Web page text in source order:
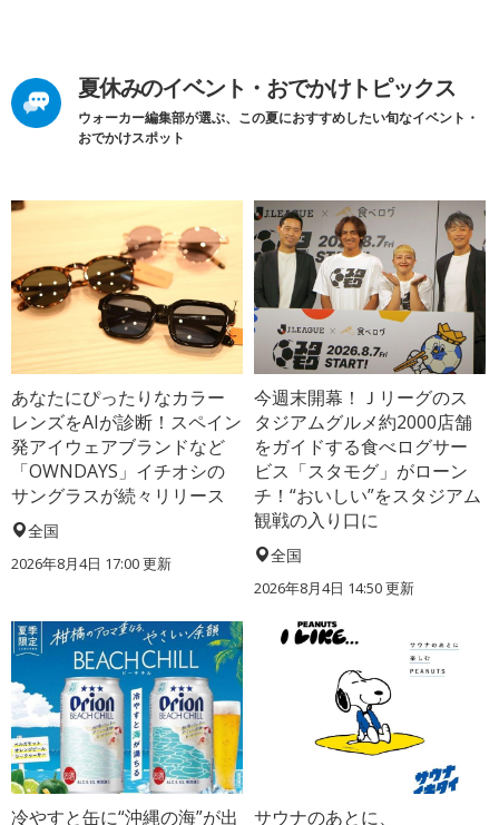
夏休みのイベント・おでかけトピックス
ウォーカー編集部が選ぶ、この夏におすすめしたい旬なイベント・
おでかけスポット
あなたにぴったりなカラー
レンズをAIが診断！スペイン
発アイウェアブランドなど
「OWNDAYS」イチオシの
サングラスが続々リリース
全国
2026年8月4日 17:00更新
今週末開幕！Ｊリーグのス
タジアムグルメ約2000店舗
をガイドする食べログサー
ビス「スタモグ」がローン
チ！“おいしい”をスタジアム
観戦の入り口に
全国
2026年8月4日 14:50更新
冷やすと缶に“沖縄の海”が出
サウナのあとに、